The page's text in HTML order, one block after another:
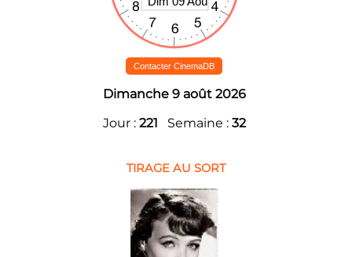
Contacter CinemaDB
Dimanche 9 août 2026
Jour : 221 Semaine : 32
TIRAGE AU SORT